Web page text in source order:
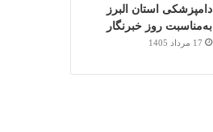
دامپزشکی استان البرز
به‌مناسبت روز خبرنگار
17 مرداد 1405